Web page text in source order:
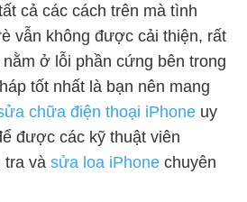
cả các cách trên mà tình
vẫn không được cải thiện, rất
ở lỗi phần cứng bên trong
tốt nhất là bạn nên mang
chữa điện thoại iPhone uy
được các kỹ thuật viên
tra và sửa loa iPhone chuyên